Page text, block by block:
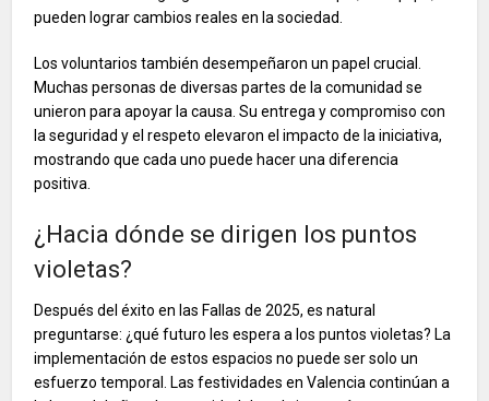
pueden lograr cambios reales en la sociedad.
Los voluntarios también desempeñaron un papel crucial.
Muchas personas de diversas partes de la comunidad se
unieron para apoyar la causa. Su entrega y compromiso con
la seguridad y el respeto elevaron el impacto de la iniciativa,
mostrando que cada uno puede hacer una diferencia
positiva.
¿Hacia dónde se dirigen los puntos
violetas?
Después del éxito en las Fallas de 2025, es natural
preguntarse: ¿qué futuro les espera a los puntos violetas? La
implementación de estos espacios no puede ser solo un
esfuerzo temporal. Las festividades en Valencia continúan a